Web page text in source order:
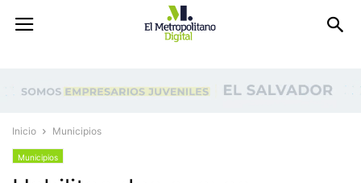
Inicio Municipios
Municipios